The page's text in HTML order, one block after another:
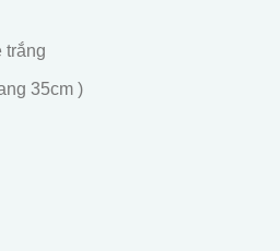
trắng
35cm )